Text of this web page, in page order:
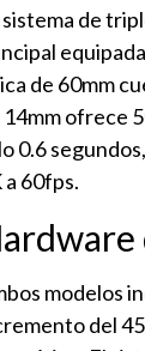
sistema de
de 60mm
14mm ofrece
0.6
a 60fps.
modelos
del